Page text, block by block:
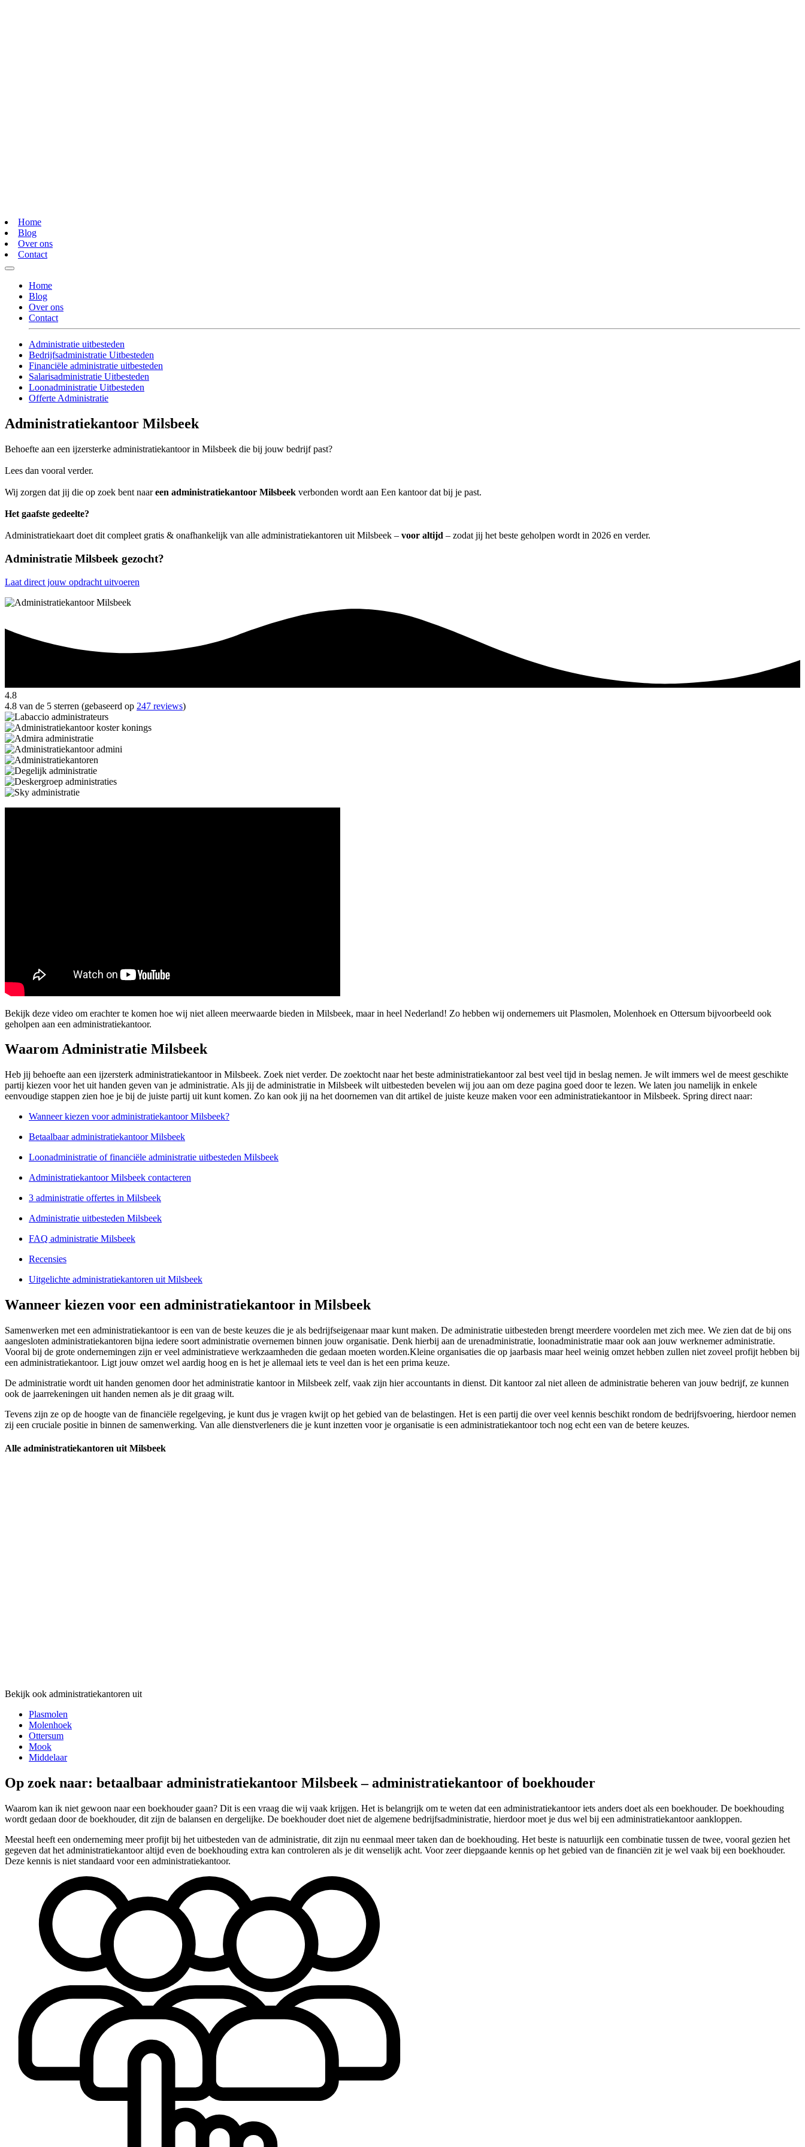
Home
Blog
Over ons
Contact
Home
Blog
Over ons
Contact
Administratie uitbesteden
Bedrijfsadministratie Uitbesteden
Financiële administratie uitbesteden
Salarisadministratie Uitbesteden
Loonadministratie Uitbesteden
Offerte Administratie
Administratiekantoor Milsbeek
Behoefte aan een ijzersterke administratiekantoor in Milsbeek die bij jouw bedrijf past?
Lees dan vooral verder.
Wij zorgen dat jij die op zoek bent naareen administratiekantoor Milsbeek verbonden wordt aan Een kantoor dat bij je past.
Het gaafste gedeelte?
Administratiekaart doet dit compleet gratis & onafhankelijk van alle administratiekantoren uit Milsbeek – voor altijd – zodat jij het beste geholpen wordt in 2026 en verder.
Administratie Milsbeek gezocht?
Laat direct jouw opdracht uitvoeren
4.8
4.8 van de 5 sterren (gebaseerd op 247 reviews)
Bekijk deze video om erachter te komen hoe wij niet alleen meerwaarde bieden in Milsbeek, maar in heel Nederland! Zo hebben wij ondernemers uit Plasmolen, Molenhoek en Ottersum bijvoorbeeld ook
geholpen aan een administratiekantoor.
Waarom Administratie Milsbeek
Heb jij behoefte aan een ijzersterk administratiekantoor in Milsbeek. Zoek niet verder. De zoektocht naar het beste administratiekantoor zal best veel tijd in beslag nemen. Je wilt immers wel de meest geschikte
partij kiezen voor het uit handen geven van je administratie. Als jij de administratie in Milsbeek wilt uitbesteden bevelen wij jou aan om deze pagina goed door te lezen. We laten jou namelijk in enkele
eenvoudige stappen zien hoe je bij de juiste partij uit kunt komen. Zo kan ook jij na het doornemen van dit artikel de juiste keuze maken voor een administratiekantoor in Milsbeek. Spring direct naar:
Wanneer kiezen voor administratiekantoor Milsbeek?
Betaalbaar administratiekantoor Milsbeek
Loonadministratie of financiële administratie uitbesteden Milsbeek
Administratiekantoor Milsbeek contacteren
3 administratie offertes in Milsbeek
Administratie uitbesteden Milsbeek
FAQ administratie Milsbeek
Recensies
Uitgelichte administratiekantoren uit Milsbeek
Wanneer kiezen voor een administratiekantoor in Milsbeek
Samenwerken met een administratiekantoor is een van de beste keuzes die je als bedrijfseigenaar maar kunt maken. De administratie uitbesteden brengt meerdere voordelen met zich mee. We zien dat de bij ons
aangesloten administratiekantoren bijna iedere soort administratie overnemen binnen jouw organisatie. Denk hierbij aan de urenadministratie, loonadministratie maar ook aan jouw werknemer administratie.
Vooral bij de grote ondernemingen zijn er veel administratieve werkzaamheden die gedaan moeten worden.Kleine organisaties die op jaarbasis maar heel weinig omzet hebben zullen niet zoveel profijt hebben bij
een administratiekantoor. Ligt jouw omzet wel aardig hoog en is het je allemaal iets te veel dan is het een prima keuze.
De administratie wordt uit handen genomen door het administratie kantoor in Milsbeek zelf, vaak zijn hier accountants in dienst. Dit kantoor zal niet alleen de administratie beheren van jouw bedrijf, ze kunnen
ook de jaarrekeningen uit handen nemen als je dit graag wilt.
Tevens zijn ze op de hoogte van de financiële regelgeving, je kunt dus je vragen kwijt op het gebied van de belastingen. Het is een partij die over veel kennis beschikt rondom de bedrijfsvoering, hierdoor nemen
zij een cruciale positie in binnen de samenwerking. Van alle dienstverleners die je kunt inzetten voor je organisatie is een administratiekantoor toch nog echt een van de betere keuzes.
Alle administratiekantoren uit Milsbeek
Bekijk ook administratiekantoren uit
Plasmolen
Molenhoek
Ottersum
Mook
Middelaar
Op zoek naar: betaalbaar administratiekantoor Milsbeek – administratiekantoor of boekhouder
Waarom kan ik niet gewoon naar een boekhouder gaan? Dit is een vraag die wij vaak krijgen. Het is belangrijk om te weten dat een administratiekantoor iets anders doet als een boekhouder. De boekhouding
wordt gedaan door de boekhouder, dit zijn de balansen en dergelijke. De boekhouder doet niet de algemene bedrijfsadministratie, hierdoor moet je dus wel bij een administratiekantoor aankloppen.
Meestal heeft een onderneming meer profijt bij het uitbesteden van de administratie, dit zijn nu eenmaal meer taken dan de boekhouding. Het beste is natuurlijk een combinatie tussen de twee, vooral gezien het
gegeven dat het administratiekantoor altijd even de boekhouding extra kan controleren als je dit wenselijk acht. Voor zeer diepgaande kennis op het gebied van de financiën zit je wel vaak bij een boekhouder.
Deze kennis is niet standaard voor een administratiekantoor.